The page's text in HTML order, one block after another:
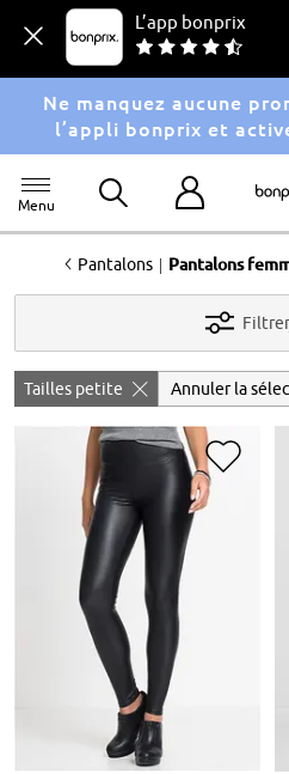
L’app bonprix
Ne manquez aucune
l’appli bonprix et
Menu
<Pantalons | Pantalons
Tailles petite Annuler la